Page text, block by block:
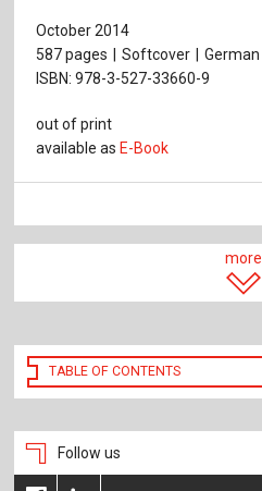
October 2014
587 pages
Softcover
German
ISBN: 978-3-527-33660-9
out of print
available as E-Book
more
TABLE OF CONTENTS
Follow us